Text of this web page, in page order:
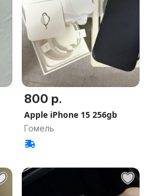
800 р.
Apple iPhone 15 256gb
Гомель